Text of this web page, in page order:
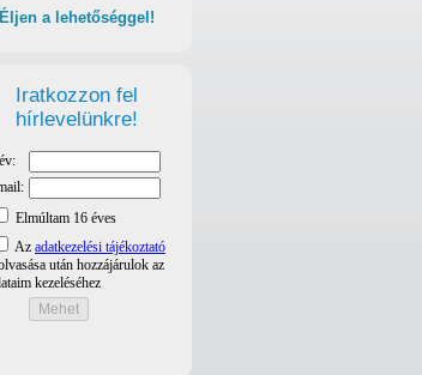
Éljen a lehetőséggel!
Iratkozzon fel
hírlevelünkre!